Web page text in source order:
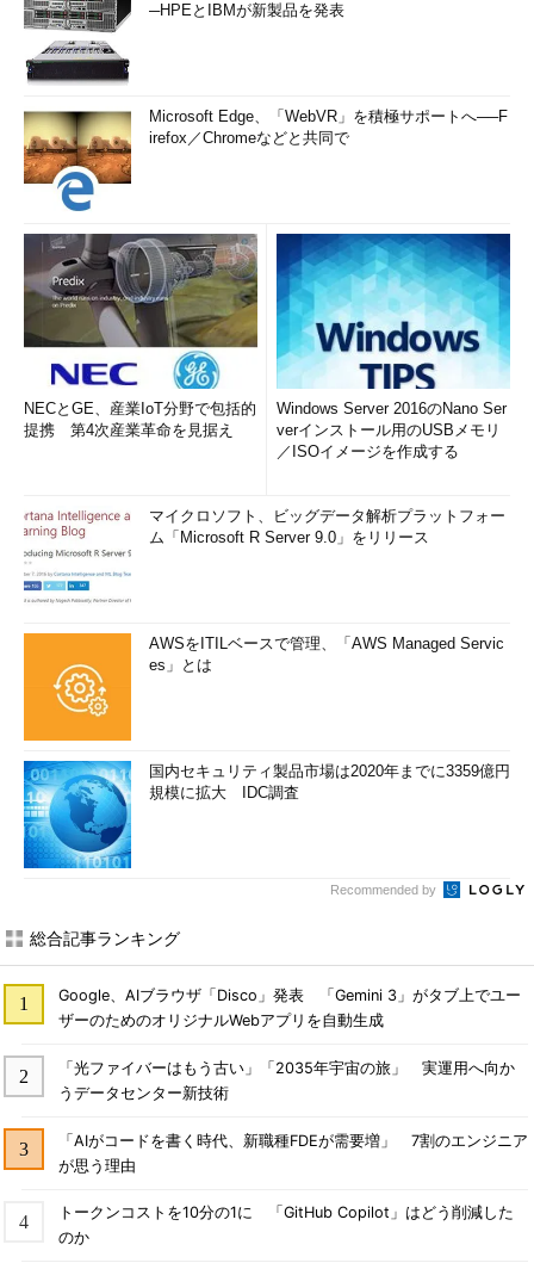
─HPEとIBMが新製品を発表
Microsoft Edge、「WebVR」を積極サポートへ──F
irefox／Chromeなどと共同で
NECとGE、産業IoT分野で包括的
提携 第4次産業革命を見据え
Windows Server 2016のNano Ser
verインストール用のUSBメモリ
／ISOイメージを作成する
マイクロソフト、ビッグデータ解析プラットフォー
ム「Microsoft R Server 9.0」をリリース
AWSをITILベースで管理、「AWS Managed Servic
es」とは
国内セキュリティ製品市場は2020年までに3359億円
規模に拡大 IDC調査
Recommended by
総合記事ランキング
Google、AIブラウザ「Disco」発表 「Gemini 3」がタブ上でユー
ザーのためのオリジナルWebアプリを自動生成
「光ファイバーはもう古い」「2035年宇宙の旅」 実運用へ向か
うデータセンター新技術
「AIがコードを書く時代、新職種FDEが需要増」 7割のエンジニア
が思う理由
トークンコストを10分の1に 「GitHub Copilot」はどう削減した
のか